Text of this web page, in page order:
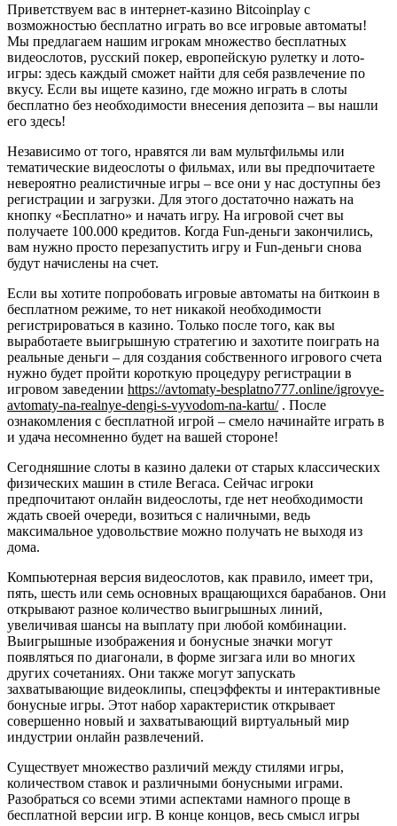
Приветствуем вас в интернет-казино Bitcoinplay с
возможностью бесплатно играть во все игровые автоматы!
Мы предлагаем нашим игрокам множество бесплатных
видеослотов, русский покер, европейскую рулетку и лото-
игры: здесь каждый сможет найти для себя развлечение по
вкусу. Если вы ищете казино, где можно играть в слоты
бесплатно без необходимости внесения депозита – вы нашли
его здесь!
Независимо от того, нравятся ли вам мультфильмы или
тематические видеослоты о фильмах, или вы предпочитаете
невероятно реалистичные игры – все они у нас доступны без
регистрации и загрузки. Для этого достаточно нажать на
кнопку «Бесплатно» и начать игру. На игровой счет вы
получаете 100.000 кредитов. Когда Fun-деньги закончились,
вам нужно просто перезапустить игру и Fun-деньги снова
будут начислены на счет.
Если вы хотите попробовать игровые автоматы на биткоин в
бесплатном режиме, то нет никакой необходимости
регистрироваться в казино. Только после того, как вы
выработаете выигрышную стратегию и захотите поиграть на
реальные деньги – для создания собственного игрового счета
нужно будет пройти короткую процедуру регистрации в
игровом заведении https://avtomaty-besplatno777.online/igrovye-
avtomaty-na-realnye-dengi-s-vyvodom-na-kartu/. После
ознакомления с бесплатной игрой – смело начинайте играть в
и удача несомненно будет на вашей стороне!
Сегодняшние слоты в казино далеки от старых классических
физических машин в стиле Вегаса. Сейчас игроки
предпочитают онлайн видеослоты, где нет необходимости
ждать своей очереди, возиться с наличными, ведь
максимальное удовольствие можно получать не выходя из
дома.
Компьютерная версия видеослотов, как правило, имеет три,
пять, шесть или семь основных вращающихся барабанов. Они
открывают разное количество выигрышных линий,
увеличивая шансы на выплату при любой комбинации.
Выигрышные изображения и бонусные значки могут
появляться по диагонали, в форме зигзага или во многих
других сочетаниях. Они также могут запускать
захватывающие видеоклипы, спецэффекты и интерактивные
бонусные игры. Этот набор характеристик открывает
совершенно новый и захватывающий виртуальный мир
индустрии онлайн развлечений.
Существует множество различий между стилями игры,
количеством ставок и различными бонусными играми.
Разобраться со всеми этими аспектами намного проще в
бесплатной версии игр. В конце концов, весь смысл игры